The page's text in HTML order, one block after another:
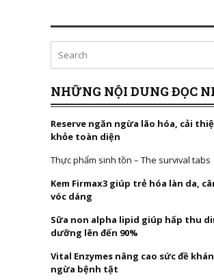
NHỮNG NỘI DUNG ĐỌC
Reserve ngăn ngừa lão hóa, cải
khỏe toàn diện
Thực phẩm sinh tồn – The survival tabs
Kem Firmax3 giúp trẻ hóa làn da,
vóc dáng
Sữa non alpha lipid giúp hấp thu
dưỡng lên đến 90%
Vital Enzymes nâng cao sức đề
ngừa bệnh tật